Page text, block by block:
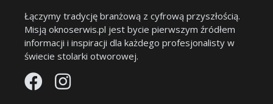
Łączymy tradycję branżową z cyfrową przyszłością.
Misją oknoserwis.pl jest bycie pierwszym źródłem
informacji i inspiracji dla każdego profesjonalisty w
świecie stolarki otworowej.